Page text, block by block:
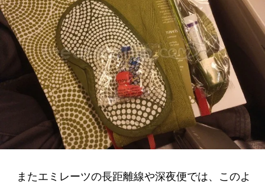
またエミレーツの長距離線や深夜便では、このよ